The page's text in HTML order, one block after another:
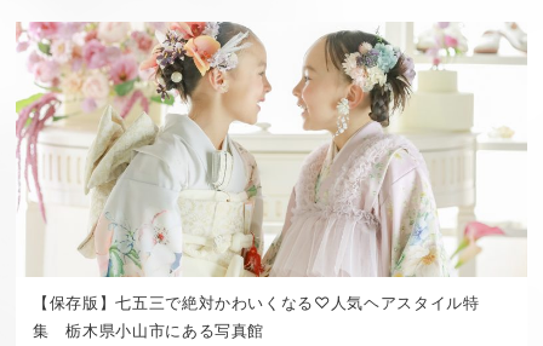
【保存版】七五三で絶対かわいくなる♡人気ヘアスタイル特
集 栃木県小山市にある写真館